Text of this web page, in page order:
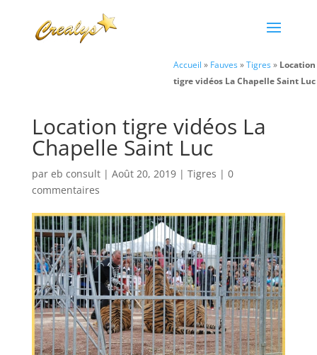
Accueil » Fauves»Tigres» Location
tigre vidéos La Chapelle Saint Luc
Location tigre vidéos La
Chapelle Saint Luc
par eb consult| Août 20, 2019| Tigres | 0
commentaires